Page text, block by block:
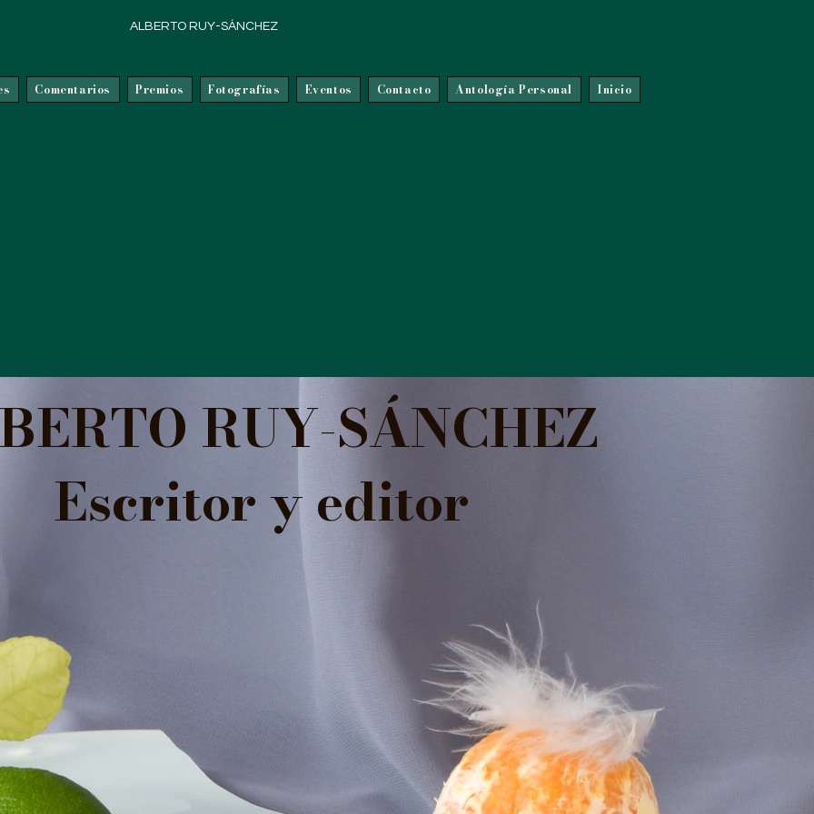
ALBERTO RUY-SÁNCHEZ
Comentarios Premios Fotografías Eventos Contacto Antología Personal Inicio
RUY-SÁNCHEZ
Escritor y editor